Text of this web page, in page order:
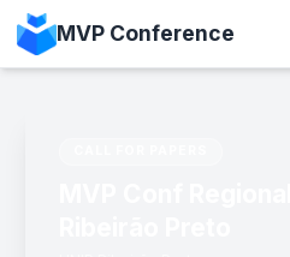
MVP Conference